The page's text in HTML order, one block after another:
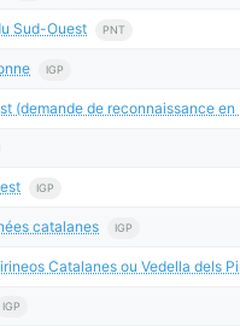
Sud-Ouest PNT
IGP
(demande de reconnaissance en
IGP
catalanes IGP
Catalanes ou Vedella dels
IGP